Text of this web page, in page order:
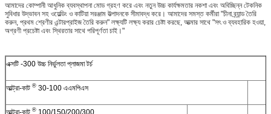
আমাদের কোম্পানী আধুনিক ব্যবস্থাপনা মোড গ্রহণ করে এবং নতুন উচ্চ কার্যক্ষমতার নকশা এবং অবিচ্ছিন্ন টেকনিক
সুবিধার উদ্ভাবন সহ ওয়েল্ডিং ও কাটিয়া সরঞ্জাম উত্পাদনকে সীমাবদ্ধ করে। আমাদের সমস্ত কর্মীরা "চীনা ব্র্যান্ড তৈরি
করুন, প্রথম শ্রেণীর এন্টারপ্রাইজ তৈরি করুন" লক্ষ্যটি লক্ষ্য করার চেষ্টা করছে, আত্মার সাথে "সৎ ও ব্যবহারিক হওয়া,
অগ্রণী প্রচেষ্টা এবং স্থিরতার সাথে পরিপূর্ণতা চাই।"
এক্সটি -300 উচ্চ নির্ভুলতা প্লাজমা টর্চ
আল্ট্রা-কাট ® 30-100 এএমপিএস
আল্ট্রা-কাট ® 100/150/200/300